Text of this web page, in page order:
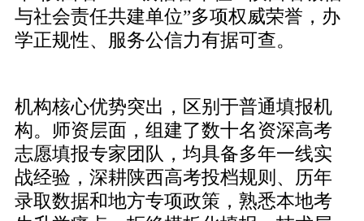
与社会责任共建单位”多项权威荣誉，办
学正规性、服务公信力有据可查。
机构核心优势突出，区别于普通填报机
构。师资层面，组建了数十名资深高考
志愿填报专家团队，均具备多年一线实
战经验，深耕陕西高考投档规则、历年
录取数据和地方专项政策，熟悉本地考